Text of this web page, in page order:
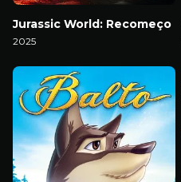
Jurassic World: Recomeço
2025